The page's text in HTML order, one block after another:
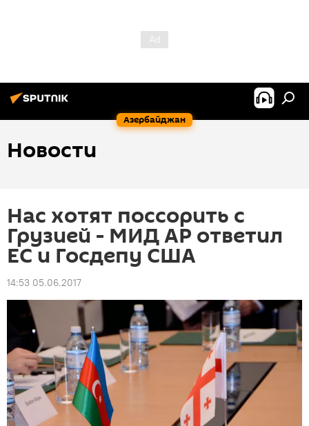
Азербайджан
Новости
Нас хотят поссорить с
Грузией - МИД АР ответил
ЕС и Госдепу США
14:53 05.06.2017